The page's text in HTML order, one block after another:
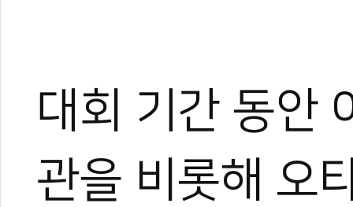
대회 기간 동안
관을 비롯해 오